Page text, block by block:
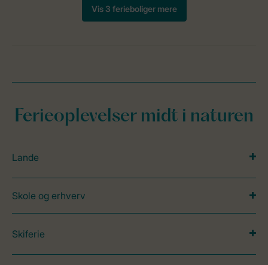
Ferieoplevelser midt i naturen
Lande
Skole og erhverv
Skiferie